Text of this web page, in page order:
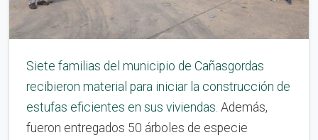
Siete familias del municipio de Cañasgordas
recibieron material para iniciar la construcción de
estufas eficientes en sus viviendas . Además,
fueron entregados 50 árboles de especie